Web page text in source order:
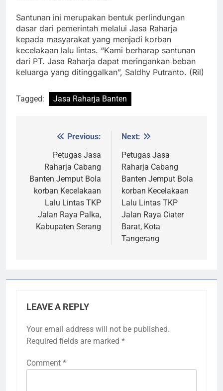
Santunan ini merupakan bentuk perlindungan
dasar dari pemerintah melalui Jasa Raharja
kepada masyarakat yang menjadi korban
kecelakaan lalu lintas. “Kami berharap santunan
dari PT. Jasa Raharja dapat meringankan beban
keluarga yang ditinggalkan”, Saldhy Putranto. (Ril)
Tagged: Jasa Raharja Banten
navigation
Previous:
Petugas Jasa
Raharja Cabang
Banten Jemput Bola
korban Kecelakaan
Lalu Lintas TKP
Jalan Raya Palka,
Kabupaten Serang
Next:
Petugas Jasa
Raharja Cabang
Banten Jemput Bola
korban Kecelakaan
Lalu Lintas TKP
Jalan Raya Ciater
Barat, Kota
Tangerang
LEAVE A REPLY
Your email address will not be published.
Required fields are marked *
Comment *